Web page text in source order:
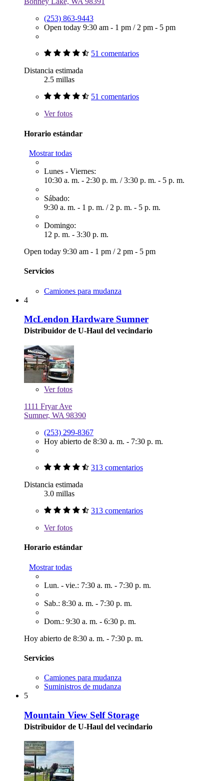
(253) 863-9443
Open today 9:30 am - 1 pm /2 pm - 5 pm
51 comentarios
Distancia estimada
2.5 millas
51 comentarios
Verfotos
Horario estándar
Mostrar todas
Lunes - Viernes:
10:30 a. m. - 2:30 p. m. /3:30 p. m. - 5 p. m.
Sábado:
9:30 a. m. - 1 p. m. / 2 p. m. - 5 p. m.
Domingo:
12 p. m. - 3:30 p. m.
Open today 9:30 am - 1 pm / 2 pm - 5 pm
Servicios
Camiones para mudanza
4
McLendon Hardware Sumner
Distribuidor de U-Haul del vecindario
Verfotos
1111 Fryar Ave
Sumner, WA 98390
(253) 299-8367
Hoy abierto de 8:30 a. m. - 7:30 p. m.
313 comentarios
Distancia estimada
3.0 millas
313 comentarios
Verfotos
Horario estándar
Mostrar todas
Lun. - vie.: 7:30 a. m. - 7:30 p. m.
Sab.: 8:30 a. m. - 7:30 p. m.
Dom.: 9:30 a. m. - 6:30 p. m.
Hoy abierto de 8:30 a. m. - 7:30 p. m.
Servicios
Camiones para mudanza
Suministros de mudanza
5
Mountain View Self Storage
Distribuidor de U-Haul del vecindario